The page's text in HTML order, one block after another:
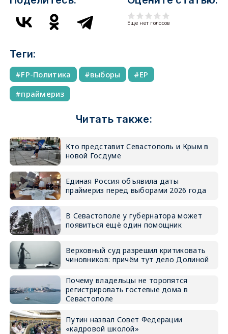
Еще нет голосов
Теги:
FP-Политика выборы
ЕР
праймериз
Читать также:
Кто представит Севастополь и Крым в
новой Госдуме
Единая Россия объявила даты
праймериз перед выборами 2026 года
В Севастополе у губернатора может
появиться ещё один помощник
Верховный суд разрешил критиковать
чиновников: причём тут дело Долиной
Почему владельцы не торопятся
регистрировать гостевые дома в
Севастополе
Путин назвал Совет Федерации
«кадровой школой»